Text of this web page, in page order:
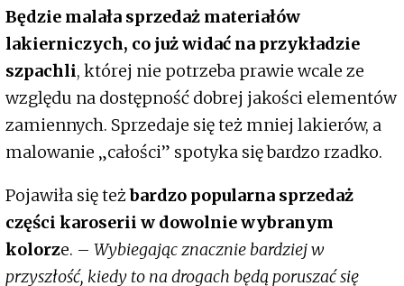
Będzie malała sprzedaż materiałów
lakierniczych, co już widać na przykładzie
szpachli, której nie potrzeba prawie wcale ze
względu na dostępność dobrej jakości elementów
zamiennych. Sprzedaje się też mniej lakierów, a
malowanie „całości” spotyka się bardzo rzadko.
Pojawiła się teżbardzo popularna sprzedaż
części karoserii w dowolnie wybranym
kolorze. – Wybiegając znacznie bardziej w
przyszłość, kiedy to na drogach będą poruszać się